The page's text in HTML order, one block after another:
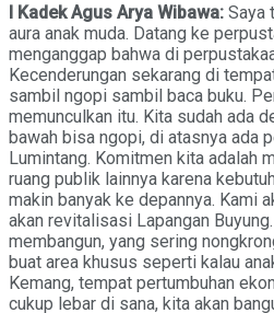
I Kadek Agus Arya Wibawa: Saya
aura anak muda. Datang ke
menganggap bahwa di
Kecenderungan sekarang di
sambil ngopi sambil baca buku.
memunculkan itu. Kita sudah ada
bawah bisa ngopi, di atasnya ada
Lumintang. Komitmen kita adalah
ruang publik lainnya karena
makin banyak ke depannya. Kami
akan revitalisasi Lapangan
membangun, yang sering
buat area khusus seperti kalau
Kemang, tempat pertumbuhan
cukup lebar di sana, kita akan